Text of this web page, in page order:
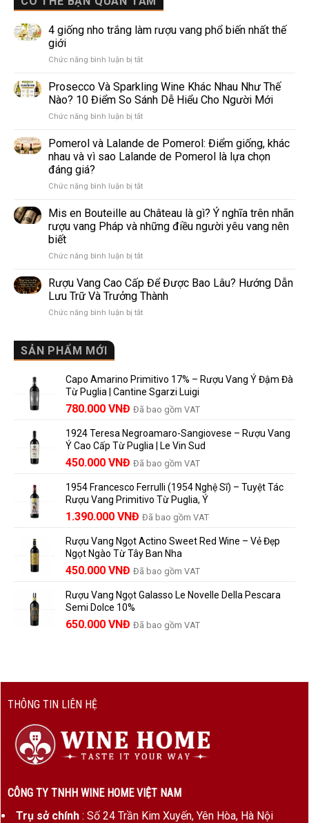
4 giống nho trắng làm rượu vang phổ biến nhất thế
giới
Chức năng bình luận bị tắtở
giống
nho
trắng
làm
vang
phổ
thế
Prosecco Và Sparkling Wine Khác Nhau Như Thế
Nào? 10 Điểm So Sánh Dễ Hiểu Cho Người Mới
Chức năng bình luận bị tắtở
Và
Sparkling
Wine
Nhau
Thế
Nào?
10
So
Dễ
Hiểu
Người
Pomerol và Lalande de Pomerol: Điểm giống, khác
nhau và vì sao Lalande de Pomerol là lựa chọn
đáng giá?
Chức năng bình luận bị tắtở
và
Lalande
de
Điểm
khác
nhau
và
vì
lựa
chọn
đáng
Mis en Bouteille au Château là gì? Ý nghĩa trên nhãn
rượu vang Pháp và những điều người yêu vang nên
biết
Chức năng bình luận bị tắtở
en
Bouteille
au
Château
nhãn
rượu
vang
và
những
người
vang
nên
biết
Rượu Vang Cao Cấp Để Được Bao Lâu? Hướng Dẫn
Lưu Trữ Và Trưởng Thành
Chức năng bình luận bị tắtở
Được
Bao
Lâu?
Hướng
Dẫn
Lưu
Trữ
Và
Thành
SẢN PHẨM MỚI
Capo Amarino Primitivo 17% – Rượu Vang Ý Đậm Đà
Từ Puglia | Cantine Sgarzi Luigi
Giá
là:
858.000 VNĐ.
780.000 VNĐ Giá
tại
là:
780.000 VNĐ.
Đã bao gồm VAT
1924 Teresa Negroamaro-Sangiovese – Rượu Vang
Ý Cao Cấp Từ Puglia | Le Vin Sud
Giá
là:
495.000 VNĐ.
450.000 VNĐ Giá
tại
là:
450.000 VNĐ.
Đã bao gồm VAT
1954 Francesco Ferrulli (1954 Nghệ Sĩ) – Tuyệt Tác
Rượu Vang Primitivo Từ Puglia, Ý
Giá
là:
1.529.000 VNĐ.
1.390.000 VNĐ Giá
tại
là:
1.390.000 VNĐ.
Đã bao gồm VAT
Rượu Vang Ngọt Actino Sweet Red Wine – Vẻ Đẹp
Ngọt Ngào Từ Tây Ban Nha
450.000 VNĐ Đã bao gồm VAT
Rượu Vang Ngọt Galasso Le Novelle Della Pescara
Semi Dolce 10%
650.000 VNĐ Đã bao gồm VAT
THÔNG TIN LIÊN HỆ
CÔNG TY TNHH WINE HOME VIỆT NAM
Trụ sở chính: Số 24 Trần Kim Xuyến, Yên Hòa, Hà Nội